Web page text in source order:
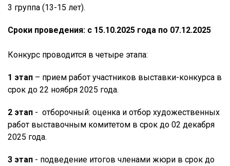
3 группа (13-15 лет).
Сроки проведения: с 15.10.2025 года по 07.12.2025
Конкурс проводится в четыре этапа:
1 этап – прием работ участников выставки-конкурса в
срок до 22 ноября 2025 года.
2 этап - отборочный: оценка и отбор художественных
работ выставочным комитетом в срок до 02 декабря
2025 года.
3 этап - подведение итогов членами жюри в срок до